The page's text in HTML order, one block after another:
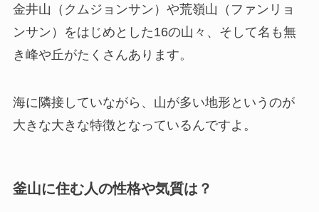
金井山（クムジョンサン）や荒嶺山（ファンリョ
ンサン）をはじめとした16の山々、そして名も無
き峰や丘がたくさんあります。
海に隣接していながら、山が多い地形というのが
大きな大きな特徴となっているんですよ。
釜山に住む人の性格や気質は？